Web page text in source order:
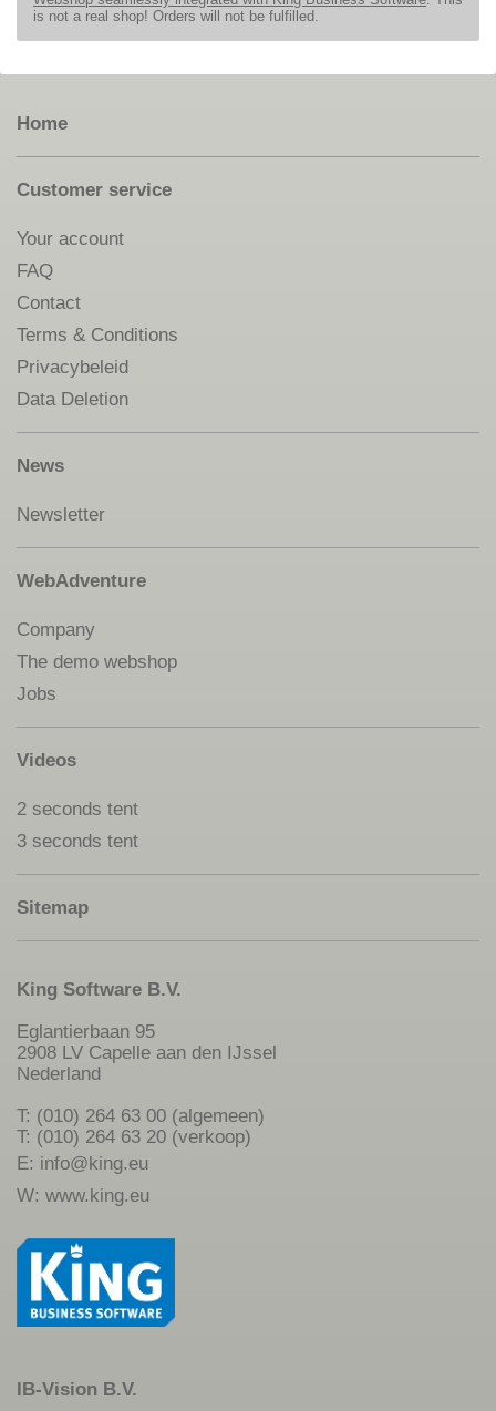
is not a real shop! Orders will not be fulfilled.
Home
Customer service
Your account
FAQ
Contact
Terms & Conditions
Privacybeleid
Data Deletion
News
Newsletter
WebAdventure
Company
The demo webshop
Jobs
Videos
2 seconds tent
3 seconds tent
Sitemap
King Software B.V.
Eglantierbaan 95
2908 LV Capelle aan den IJssel
Nederland
T: (010) 264 63 00 (algemeen)
T: (010) 264 63 20 (verkoop)
E: info@king.eu
W: www.king.eu
IB-Vision B.V.